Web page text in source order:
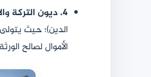
4. ديون التركة والالتزامات بذمة الآخرين:
الدين)؛ حيث
الأموال لصالح